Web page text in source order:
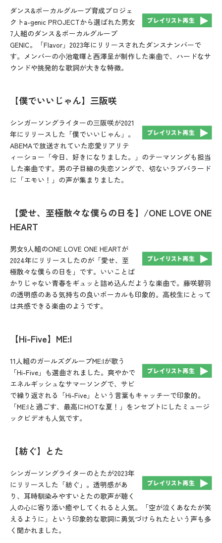
ダンス&ボーカルグループ育成プロジェ
クトa-genic PROJECTから選ばれた男女
7人組のダンス＆ボーカルグループ
GENIC。「Flavor」2023年にリリースされたダンスナンバーで
す。メンバーの小池竜暉と西澤呈が制作した楽曲で、ハードなサ
ウンドや挑発的な歌詞が大きな特徴。
【僕でいいじゃん】三阪咲
シンガーソングライターの三阪咲が2021
年にリリースした「僕でいいじゃん」。
ABEMAで放送されていた恋愛リアリテ
ィーショー「今日、好きになりました。」のテーマソングも担当
した楽曲です。男の子目線の失恋ソングで、切ないラブバラード
に「エモい！」の声が集まりました。
【愛せ、至極散々な僕らの日を】/ONE LOVE ONE
HEART
男女9人組のONE LOVE ONE HEARTが
2024年にリリースしたのが「愛せ、至
極散々な僕らの日を」です。いいことば
かりじゃない青春をギュッと詰め込んだような楽曲で。藤咲碧羽
の透明感のある気持ちの良いボーカルも印象的。高校生にとって
は共感できる楽曲のようです。
【Hi-Five】ME:I
11人組のガールズグループME:Iが歌う
「Hi-Five」も選曲されました。爽やかで
エネルギッシュなサマーソングで、サビ
で繰り返される「Hi-Five」という言葉もキャッチーで印象的。
「ME:Iと過ごす、最高にHOTな夏！」をンセプトにしたミュージ
ックビデオも人気です。
【紡ぐ】とた
シンガーソングライターのとたが2023年
にリリースした「紡ぐ」。透明感があ
り、耳時馴染みやすいとたの歌声が聴く
人の心に寄り添い癒やしてくれると人気。「空が泣くあなたが笑
えるように」という印象的な歌詞に勇気づけられたという声も多
く聞かれました。